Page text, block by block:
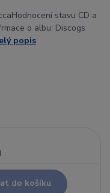
stavu CD a
o albu: Discogs
popis
do košíku